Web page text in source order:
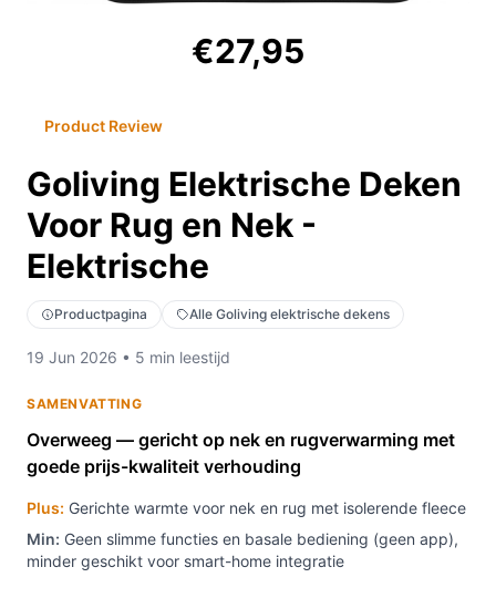
€27,95
Product Review
Goliving Elektrische Deken
Voor Rug en Nek -
Elektrische
Productpagina Alle Goliving elektrische dekens
19 Jun 2026 • 5 min leestijd
SAMENVATTING
Overweeg — gericht op nek en rugverwarming met
goede prijs-kwaliteit verhouding
Plus: Gerichte warmte voor nek en rug met isolerende fleece
Min: Geen slimme functies en basale bediening (geen app),
minder geschikt voor smart-home integratie